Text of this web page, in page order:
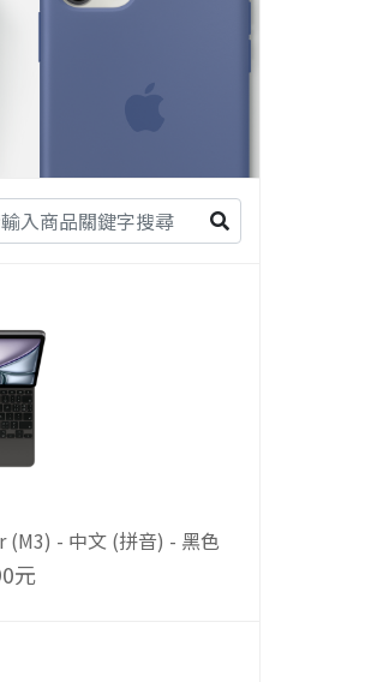
(M3) - 中文 (拼音) - 黑色
元